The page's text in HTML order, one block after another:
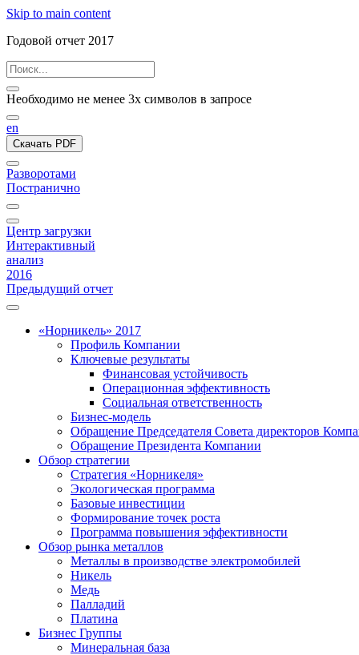
Skip to main content
Годовой отчет 2017
Необходимо не менее 3х символов в запросе
en
Скачать PDF
Разворотами
Постранично
Центр загрузки
Интерактивный
анализ
2016
Предыдущий отчет
«Норникель» 2017
Профиль Компании
Ключевые результаты
Финансовая устойчивость
Операционная эффективность
Социальная ответственность
Бизнес-модель
Обращение Председателя Совета директоров
Обращение Президента Компании
Обзор стратегии
Стратегия «Норникеля»
Экологическая программа
Базовые инвестиции
Формирование точек роста
Программа повышения эффективности
Обзор рынка металлов
Металлы в производстве электромобилей
Никель
Медь
Палладий
Платина
Бизнес Группы
Минеральная база